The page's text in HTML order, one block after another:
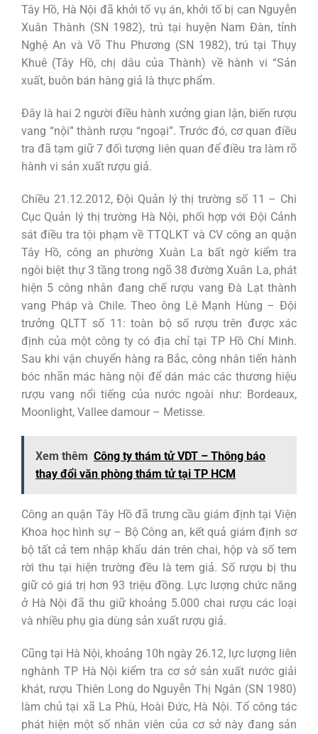
Tây Hồ, Hà Nội đã khởi tố vụ án, khởi tố bị can Nguyễn
Xuân Thành (SN 1982), trú tại huyện Nam Đàn, tỉnh
Nghệ An và Võ Thu Phương (SN 1982), trú tại Thụy
Khuê (Tây Hồ, chị dâu của Thành) về hành vi “Sản
xuất, buôn bán hàng giả là thực phẩm.
Đây là hai 2 người điều hành xưởng gian lận, biến rượu
vang “nội” thành rượu “ngoại”. Trước đó, cơ quan điều
tra đã tạm giữ 7 đối tượng liên quan để điều tra làm rõ
hành vi sản xuất rượu giả.
Chiều 21.12.2012, Đội Quản lý thị trường số 11 – Chi
Cục Quản lý thị trường Hà Nội, phối hợp với Đội Cảnh
sát điều tra tội phạm về TTQLKT và CV công an quận
Tây Hồ, công an phường Xuân La bất ngờ kiểm tra
ngôi biệt thự 3 tầng trong ngõ 38 đường Xuân La, phát
hiện 5 công nhân đang chế rượu vang Đà Lạt thành
vang Pháp và Chile. Theo ông Lê Mạnh Hùng – Đội
trưởng QLTT số 11: toàn bộ số rượu trên được xác
định của một công ty có địa chỉ tại TP Hồ Chí Minh.
Sau khi vận chuyển hàng ra Bắc, công nhân tiến hành
bóc nhãn mác hàng nội để dán mác các thương hiệu
rượu vang nổi tiếng của nước ngoài như: Bordeaux,
Moonlight, Vallee damour – Metisse.
Xem thêm Công ty thám tử VDT – Thông báo
thay đổi văn phòng thám tử tại TP HCM
Công an quận Tây Hồ đã trưng cầu giám định tại Viện
Khoa học hình sự – Bộ Công an, kết quả giám định sơ
bộ tất cả tem nhập khẩu dán trên chai, hộp và số tem
rời thu tại hiện trường đều là tem giả. Số rượu bị thu
giữ có giá trị hơn 93 triệu đồng. Lực lượng chức năng
ở Hà Nội đã thu giữ khoảng 5.000 chai rượu các loại
và nhiều phụ gia dùng sản xuất rượu giả.
Cũng tại Hà Nội, khoảng 10h ngày 26.12, lực lượng liên
nghành TP Hà Nội kiểm tra cơ sở sản xuất nước giải
khát, rượu Thiên Long do Nguyễn Thị Ngân (SN 1980)
làm chủ tại xã La Phù, Hoài Đức, Hà Nội. Tổ công tác
phát hiện một số nhân viên của cơ sở này đang sản